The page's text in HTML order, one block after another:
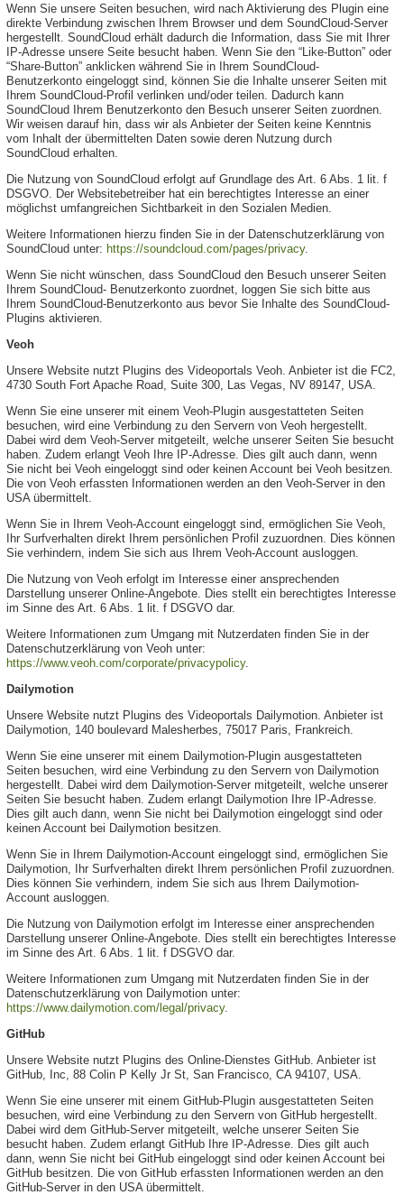
Wenn Sie unsere Seiten besuchen, wird nach Aktivierung des Plugin eine
direkte Verbindung zwischen Ihrem Browser und dem SoundCloud-Server
hergestellt. SoundCloud erhält dadurch die Information, dass Sie mit Ihrer
IP-Adresse unsere Seite besucht haben. Wenn Sie den “Like-Button” oder
“Share-Button” anklicken während Sie in Ihrem SoundCloud-
Benutzerkonto eingeloggt sind, können Sie die Inhalte unserer Seiten mit
Ihrem SoundCloud-Profil verlinken und/oder teilen. Dadurch kann
SoundCloud Ihrem Benutzerkonto den Besuch unserer Seiten zuordnen.
Wir weisen darauf hin, dass wir als Anbieter der Seiten keine Kenntnis
vom Inhalt der übermittelten Daten sowie deren Nutzung durch
SoundCloud erhalten.
Die Nutzung von SoundCloud erfolgt auf Grundlage des Art. 6 Abs. 1 lit. f
DSGVO. Der Websitebetreiber hat ein berechtigtes Interesse an einer
möglichst umfangreichen Sichtbarkeit in den Sozialen Medien.
Weitere Informationen hierzu finden Sie in der Datenschutzerklärung von
SoundCloud unter: https://soundcloud.com/pages/privacy.
Wenn Sie nicht wünschen, dass SoundCloud den Besuch unserer Seiten
Ihrem SoundCloud- Benutzerkonto zuordnet, loggen Sie sich bitte aus
Ihrem SoundCloud-Benutzerkonto aus bevor Sie Inhalte des SoundCloud-
Plugins aktivieren.
Veoh
Unsere Website nutzt Plugins des Videoportals Veoh. Anbieter ist die FC2,
4730 South Fort Apache Road, Suite 300, Las Vegas, NV 89147, USA.
Wenn Sie eine unserer mit einem Veoh-Plugin ausgestatteten Seiten
besuchen, wird eine Verbindung zu den Servern von Veoh hergestellt.
Dabei wird dem Veoh-Server mitgeteilt, welche unserer Seiten Sie besucht
haben. Zudem erlangt Veoh Ihre IP-Adresse. Dies gilt auch dann, wenn
Sie nicht bei Veoh eingeloggt sind oder keinen Account bei Veoh besitzen.
Die von Veoh erfassten Informationen werden an den Veoh-Server in den
USA übermittelt.
Wenn Sie in Ihrem Veoh-Account eingeloggt sind, ermöglichen Sie Veoh,
Ihr Surfverhalten direkt Ihrem persönlichen Profil zuzuordnen. Dies können
Sie verhindern, indem Sie sich aus Ihrem Veoh-Account ausloggen.
Die Nutzung von Veoh erfolgt im Interesse einer ansprechenden
Darstellung unserer Online-Angebote. Dies stellt ein berechtigtes Interesse
im Sinne des Art. 6 Abs. 1 lit. f DSGVO dar.
Weitere Informationen zum Umgang mit Nutzerdaten finden Sie in der
Datenschutzerklärung von Veoh unter:
https://www.veoh.com/corporate/privacypolicy.
Dailymotion
Unsere Website nutzt Plugins des Videoportals Dailymotion. Anbieter ist
Dailymotion, 140 boulevard Malesherbes, 75017 Paris, Frankreich.
Wenn Sie eine unserer mit einem Dailymotion-Plugin ausgestatteten
Seiten besuchen, wird eine Verbindung zu den Servern von Dailymotion
hergestellt. Dabei wird dem Dailymotion-Server mitgeteilt, welche unserer
Seiten Sie besucht haben. Zudem erlangt Dailymotion Ihre IP-Adresse.
Dies gilt auch dann, wenn Sie nicht bei Dailymotion eingeloggt sind oder
keinen Account bei Dailymotion besitzen.
Wenn Sie in Ihrem Dailymotion-Account eingeloggt sind, ermöglichen Sie
Dailymotion, Ihr Surfverhalten direkt Ihrem persönlichen Profil zuzuordnen.
Dies können Sie verhindern, indem Sie sich aus Ihrem Dailymotion-
Account ausloggen.
Die Nutzung von Dailymotion erfolgt im Interesse einer ansprechenden
Darstellung unserer Online-Angebote. Dies stellt ein berechtigtes Interesse
im Sinne des Art. 6 Abs. 1 lit. f DSGVO dar.
Weitere Informationen zum Umgang mit Nutzerdaten finden Sie in der
Datenschutzerklärung von Dailymotion unter:
https://www.dailymotion.com/legal/privacy.
GitHub
Unsere Website nutzt Plugins des Online-Dienstes GitHub. Anbieter ist
GitHub, Inc, 88 Colin P Kelly Jr St, San Francisco, CA 94107, USA.
Wenn Sie eine unserer mit einem GitHub-Plugin ausgestatteten Seiten
besuchen, wird eine Verbindung zu den Servern von GitHub hergestellt.
Dabei wird dem GitHub-Server mitgeteilt, welche unserer Seiten Sie
besucht haben. Zudem erlangt GitHub Ihre IP-Adresse. Dies gilt auch
dann, wenn Sie nicht bei GitHub eingeloggt sind oder keinen Account bei
GitHub besitzen. Die von GitHub erfassten Informationen werden an den
GitHub-Server in den USA übermittelt.